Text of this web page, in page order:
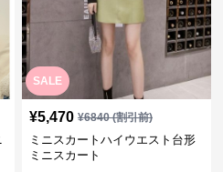
SALE
¥5,470 ¥6840(割引前)
ミニスカートハイウエスト台形
ミニスカート